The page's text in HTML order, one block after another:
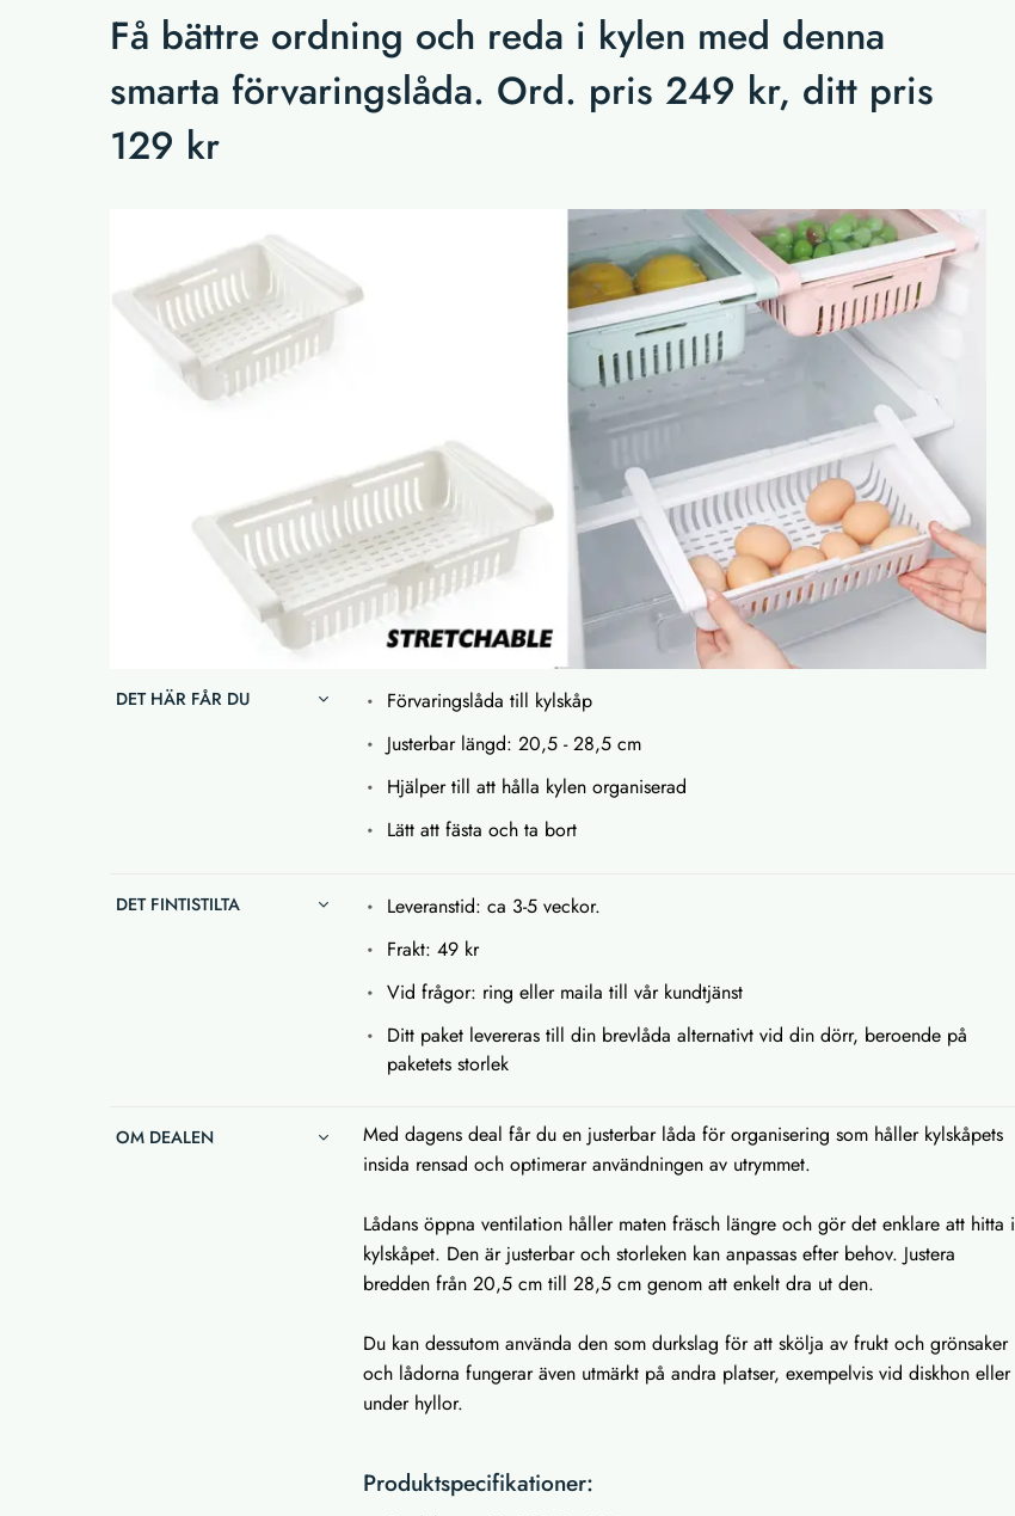
Få bättre ordning och reda i kylen med denna
smarta förvaringslåda. Ord. pris 249 kr, ditt pris
129 kr
DET HÄR FÅR DU
Förvaringslåda till kylskåp
Justerbar längd: 20,5 - 28,5 cm
Hjälper till att hålla kylen organiserad
Lätt att fästa och ta bort
DET FINTISTILTA
Leveranstid: ca 3-5 veckor.
Frakt: 49 kr
Vid frågor: ring eller maila till vår kundtjänst
Ditt paket levereras till din brevlåda alternativt vid din dörr, beroende på
paketets storlek
OM DEALEN
Med dagens deal får du en justerbar låda för organisering som håller kylskåpets
insida rensad och optimerar användningen av utrymmet.
Lådans öppna ventilation håller maten fräsch längre och gör det enklare att hitta i
kylskåpet. Den är justerbar och storleken kan anpassas efter behov. Justera
bredden från 20,5 cm till 28,5 cm genom att enkelt dra ut den.
Du kan dessutom använda den som durkslag för att skölja av frukt och grönsaker
och lådorna fungerar även utmärkt på andra platser, exempelvis vid diskhon eller
under hyllor.
Produktspecifikationer: